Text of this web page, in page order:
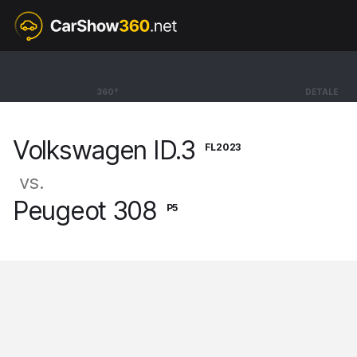
360° DETALE
Volkswagen ID.3
Volkswagen ID.3 FL2023
vs.
Peugeot 308 P5